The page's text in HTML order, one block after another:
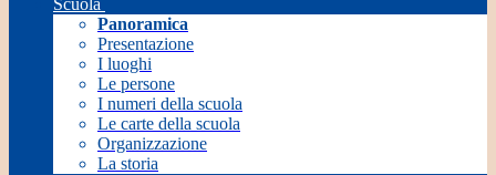
Scuola
Panoramica
Presentazione
I luoghi
Le persone
I numeri della scuola
Le carte della scuola
Organizzazione
La storia